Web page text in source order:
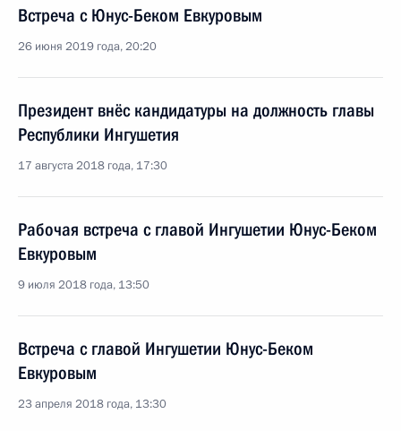
Встреча с Юнус-Беком Евкуровым
26 июня 2019 года, 20:20
Президент внёс кандидатуры на должность главы
Республики Ингушетия
17 августа 2018 года, 17:30
Рабочая встреча с главой Ингушетии Юнус-Беком
Евкуровым
9 июля 2018 года, 13:50
Встреча с главой Ингушетии Юнус-Беком
Евкуровым
23 апреля 2018 года, 13:30